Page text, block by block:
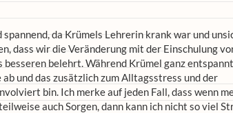
da Krümels Lehrerin krank war und
dass wir die Veränderung mit der Einschulung
belehrt. Während Krümel ganz
und das zusätzlich zum Alltagsstress und der
bin. Ich merke auf jeden Fall, dass wenn
auch Sorgen, dann kann ich nicht so viel